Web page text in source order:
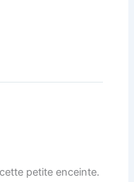
petite enceinte.